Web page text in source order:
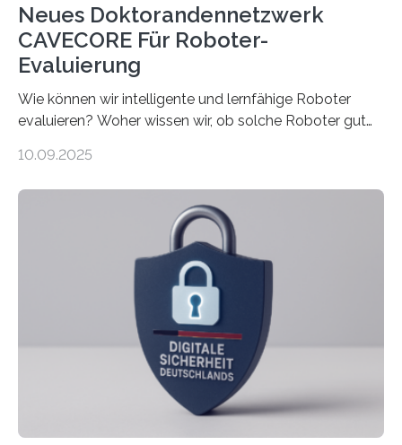
Neues Doktorandennetzwerk
CAVECORE Für Roboter-
Evaluierung
Wie können wir intelligente und lernfähige Roboter
evaluieren? Woher wissen wir, ob solche Roboter gut
sich CAVECORE – ein neues Marie Skłodowska-Curie
koordiniert wird. Ab dem 1. September werden sich
über einen Zeitraum von vier Jahren insgesamt 15
Promovierende im Rahmen von CAVECORE mit
kognitiven Robotern beschäftigen – also mit Robotern,
die mittels Sensoren ihre Umgebung erfassen,
Informationen verarbeiten und häufig auch mit…
10.09.2025